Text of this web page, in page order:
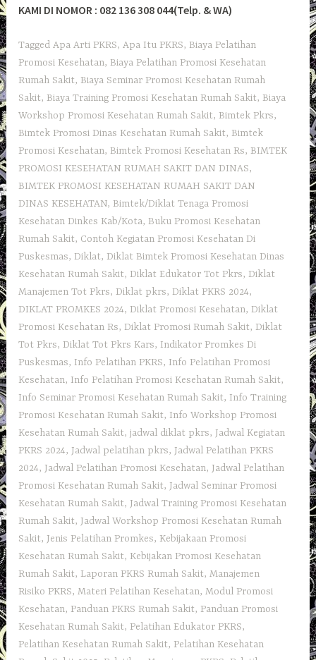
KAMI DI NOMOR : 082 136 308 044(Telp. & WA)
TaggedApa Arti PKRS,Apa Itu PKRS, Biaya Pelatihan
Promosi Kesehatan, Biaya Pelatihan Promosi Kesehatan
Rumah Sakit, Biaya Seminar Promosi Kesehatan Rumah
Sakit, Biaya Training Promosi Kesehatan Rumah Sakit, Biaya
Workshop Promosi Kesehatan Rumah Sakit, Bimtek Pkrs,
Bimtek Promosi Dinas Kesehatan Rumah Sakit, Bimtek
Promosi Kesehatan, Bimtek Promosi Kesehatan Rs, BIMTEK
PROMOSI KESEHATAN RUMAH SAKIT DAN DINAS,
BIMTEK PROMOSI KESEHATAN RUMAH SAKIT DAN
DINAS KESEHATAN, Bimtek/Diklat Tenaga Promosi
Kesehatan Dinkes Kab/Kota, Buku Promosi Kesehatan
Rumah Sakit, Contoh Kegiatan Promosi Kesehatan Di
Puskesmas,Diklat,Diklat Bimtek Promosi Kesehatan Dinas
Kesehatan Rumah Sakit,Diklat Edukator Tot Pkrs,Diklat
Manajemen Tot Pkrs,Diklat pkrs,Diklat PKRS 2024,
DIKLAT PROMKES 2024,Diklat Promosi Kesehatan,Diklat
Promosi Kesehatan Rs,Diklat Promosi Rumah Sakit,Diklat
Tot Pkrs,Diklat Tot Pkrs Kars, Indikator Promkes Di
Puskesmas, Info Pelatihan PKRS, Info Pelatihan Promosi
Kesehatan, Info Pelatihan Promosi Kesehatan Rumah Sakit,
Info Seminar Promosi Kesehatan Rumah Sakit, Info Training
Promosi Kesehatan Rumah Sakit, Info Workshop Promosi
Kesehatan Rumah Sakit,jadwal diklat pkrs, Jadwal Kegiatan
PKRS 2024, Jadwal pelatihan pkrs, Jadwal Pelatihan PKRS
2024, Jadwal Pelatihan Promosi Kesehatan, Jadwal Pelatihan
Promosi Kesehatan Rumah Sakit, Jadwal Seminar Promosi
Kesehatan Rumah Sakit, Jadwal Training Promosi Kesehatan
Rumah Sakit, Jadwal Workshop Promosi Kesehatan Rumah
Sakit, Jenis Pelatihan Promkes, Kebijakaan Promosi
Kesehatan Rumah Sakit, Kebijakan Promosi Kesehatan
Rumah Sakit, Laporan PKRS Rumah Sakit,Manajemen
Risiko PKRS,Materi Pelatihan Kesehatan,Modul Promosi
Kesehatan, Panduan PKRS Rumah Sakit, Panduan Promosi
Kesehatan Rumah Sakit, Pelatihan Edukator PKRS,
Pelatihan Kesehatan Rumah Sakit, Pelatihan Kesehatan